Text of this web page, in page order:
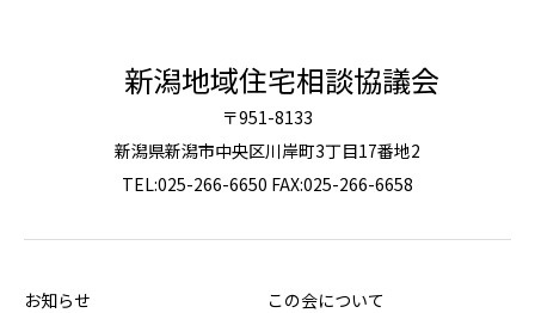
新潟地域住宅相談協議会
〒951-8133
新潟県新潟市中央区川岸町3丁目17番地2
TEL:025-266-6650 FAX:025-266-6658
お知らせ この会について